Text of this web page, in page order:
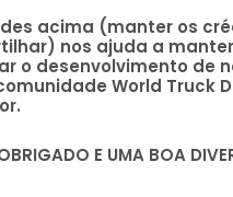
acima (manter os
nos ajuda a
o desenvolvimento de
World Truck
E UMA BOA